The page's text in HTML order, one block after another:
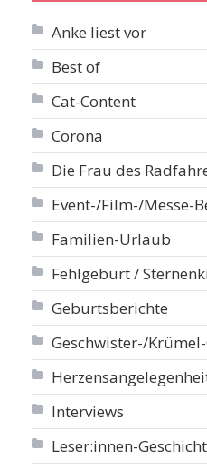
Anke liest vor
Best of
Cat-Content
Corona
Die Frau des
Event-/Film-/Messe-
Familien-Urlaub
Fehlgeburt /
Geburtsberichte
Geschwister-/
Interviews
Leser:innen-